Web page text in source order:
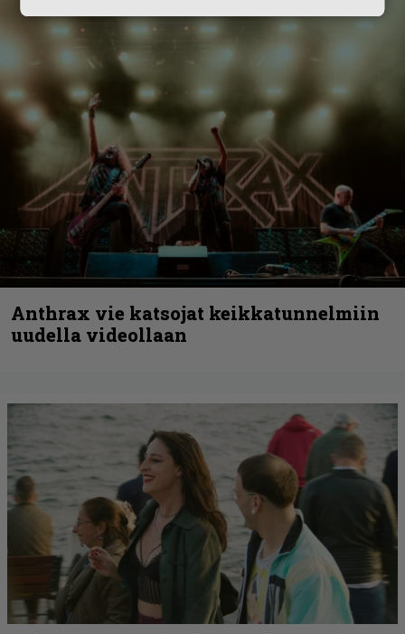
Anthrax vie katsojat keikkatunnelmiin
uudella videollaan